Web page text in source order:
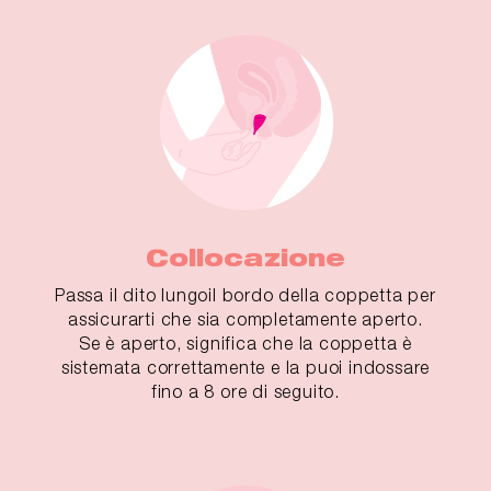
Collocazione
Passa il dito lungoil bordo della coppetta per
assicurarti che sia completamente aperto.
Se è aperto, significa che la coppetta è
sistemata correttamente e la puoi indossare
fino a 8 ore di seguito.